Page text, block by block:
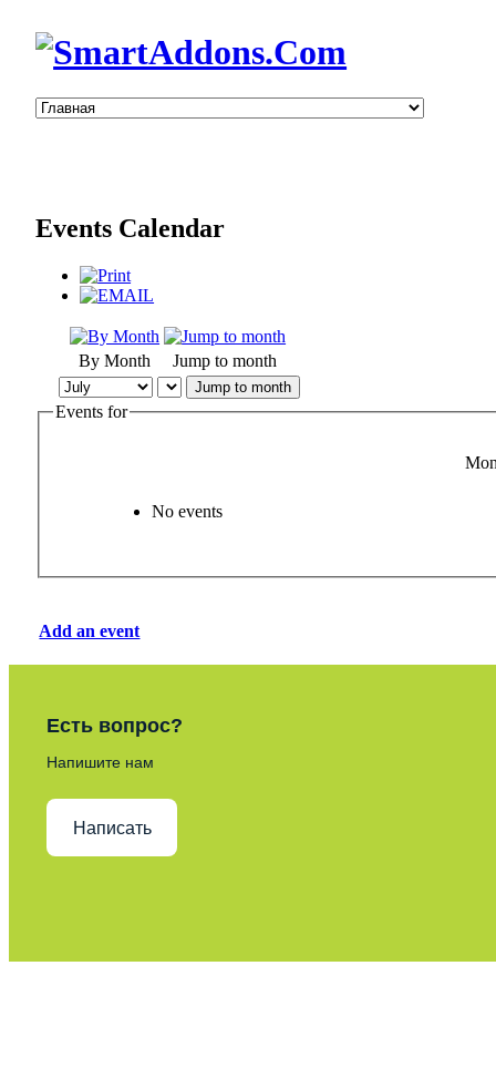
Events Calendar
By Month Jump to month
Jump to month
Events for
No events
Add an event
Есть вопрос?
Напишите нам
Написать